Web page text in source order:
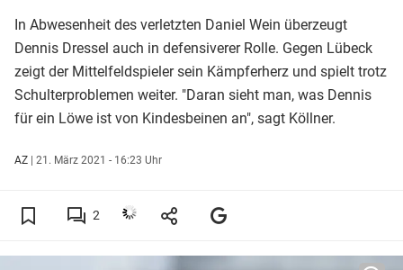
In Abwesenheit des verletzten Daniel Wein überzeugt
Dennis Dressel auch in defensiverer Rolle. Gegen Lübeck
zeigt der Mittelfeldspieler sein Kämpferherz und spielt trotz
Schulterproblemen weiter. "Daran sieht man, was Dennis
für ein Löwe ist von Kindesbeinen an", sagt Köllner.
AZ | 21. März 2021 - 16:23 Uhr
2